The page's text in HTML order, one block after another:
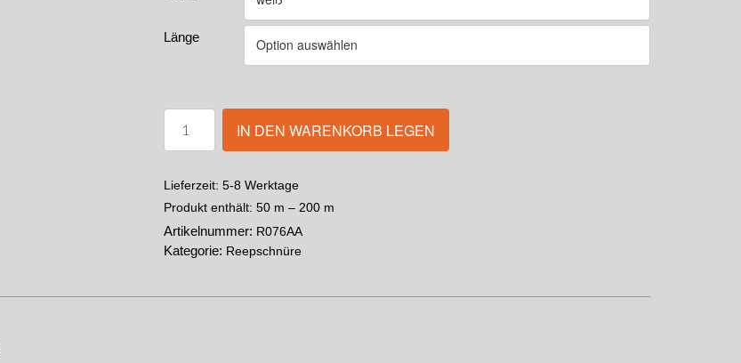
Länge
IN DEN WARENKORB LEGEN
Lieferzeit: 5-8 Werktage
Produkt enthält: 50 m – 200 m
Artikelnummer: R076AA
Kategorie: Reepschnüre